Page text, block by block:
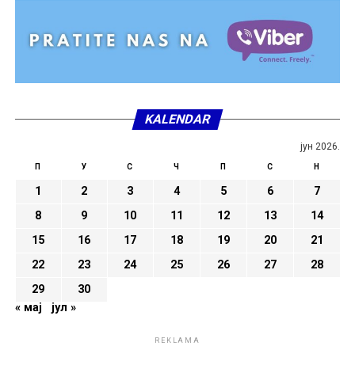
KALENDAR
јун 2026.
П У С Ч П С Н
1 2 3 4 5 6
7
8
9 10 11 12 13
14
15
16 17 18 19 20
21
22
23 24 25 26 27
28
29
30
« мај
јул »
REKLAMA